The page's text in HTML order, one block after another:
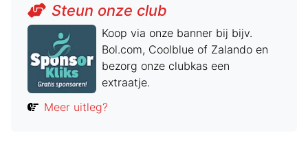
Steun onze club
Koop via onze banner bij bijv.
Bol.com, Coolblue of Zalando en
bezorg onze clubkas een
extraatje.
Meer uitleg?